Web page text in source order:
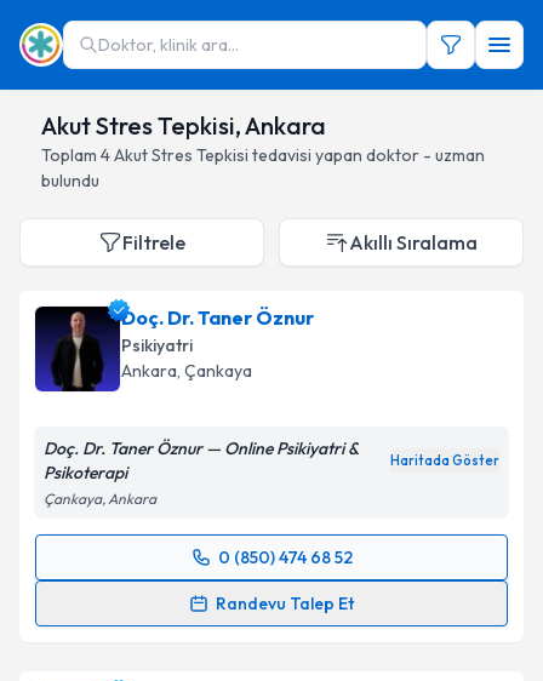
Doktor, klinik ara...
Akut Stres Tepkisi, Ankara
Toplam 4Akut Stres Tepkisi tedavisi yapan doktor - uzman
bulundu
Filtrele Akıllı Sıralama
Doç. Dr. Taner Öznur
Psikiyatri
Ankara, Çankaya
Doç. Dr. Taner Öznur — Online Psikiyatri &
Psikoterapi
Haritada Göster
Çankaya, Ankara
0 (850) 474 68 52
Randevu Talep Et
Randevu Takvimi Talebi